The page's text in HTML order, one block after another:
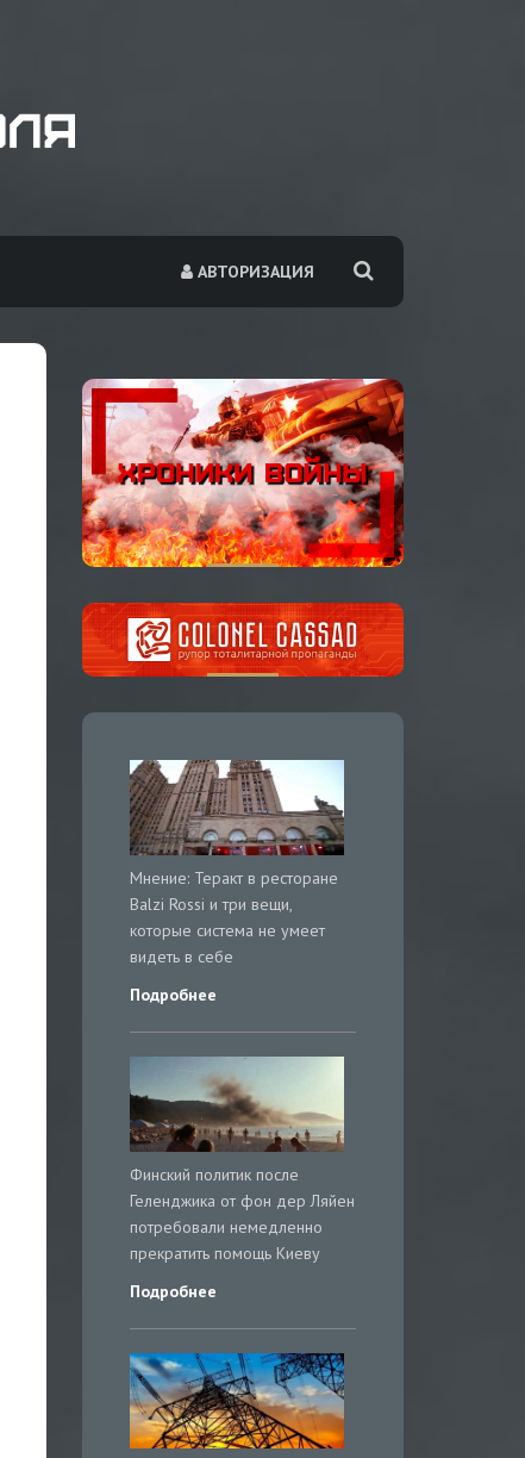
АВТОРИЗАЦИЯ
Мнение: Теракт в ресторане
Balzi Rossi и три вещи,
которые система не умеет
видеть в себе
Подробнее
Финский политик после
Геленджика от фон дер Ляйен
потребовали немедленно
прекратить помощь Киеву
Подробнее